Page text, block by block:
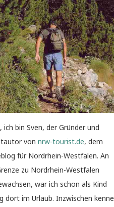
ich bin Sven, der Gründer und
von nrw-tourist.de, dem
für Nordrhein-Westfalen. An
zu Nordrhein-Westfalen
war ich schon als Kind
dort im Urlaub. Inzwischen kenne